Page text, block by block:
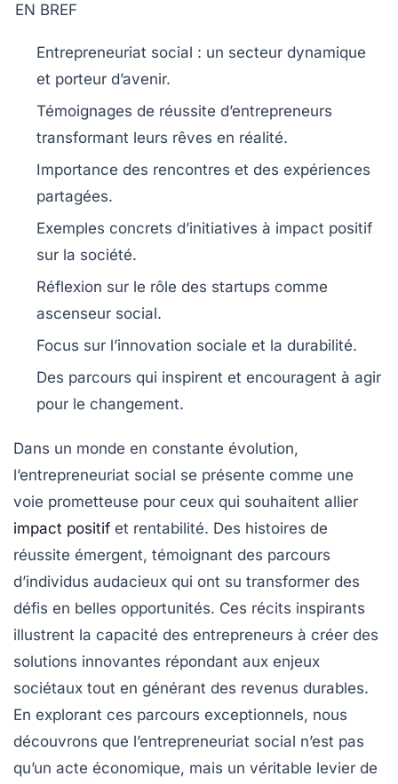
EN BREF
Entrepreneuriat social : un secteur dynamique
et porteur d’avenir.
Témoignages de réussite d’entrepreneurs
transformant leurs rêves en réalité.
Importance des rencontres et des expériences
partagées.
Exemples concrets d’initiatives à impact positif
sur la société.
Réflexion sur le rôle des startups comme
ascenseur social.
Focus sur l’innovation sociale et la durabilité.
Des parcours qui inspirent et encouragent à agir
pour le changement.
Dans un monde en constante évolution,
l’entrepreneuriat social se présente comme une
voie prometteuse pour ceux qui souhaitent allier
impact positif et rentabilité. Des histoires de
réussite émergent, témoignant des parcours
d’individus audacieux qui ont su transformer des
défis en belles opportunités. Ces récits inspirants
illustrent la capacité des entrepreneurs à créer des
solutions innovantes répondant aux enjeux
sociétaux tout en générant des revenus durables.
En explorant ces parcours exceptionnels, nous
découvrons que l’entrepreneuriat social n’est pas
qu’un acte économique, mais un véritable levier de